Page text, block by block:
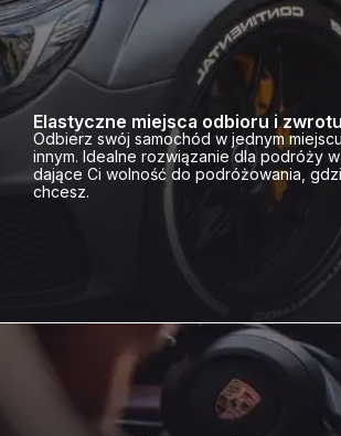
Elastyczne miejsca odbioru i zwrotu
Odbierz swój samochód w jednym
innym. Idealne rozwiązanie dla podróży w
dające Ci wolność do podróżowania,
chcesz.